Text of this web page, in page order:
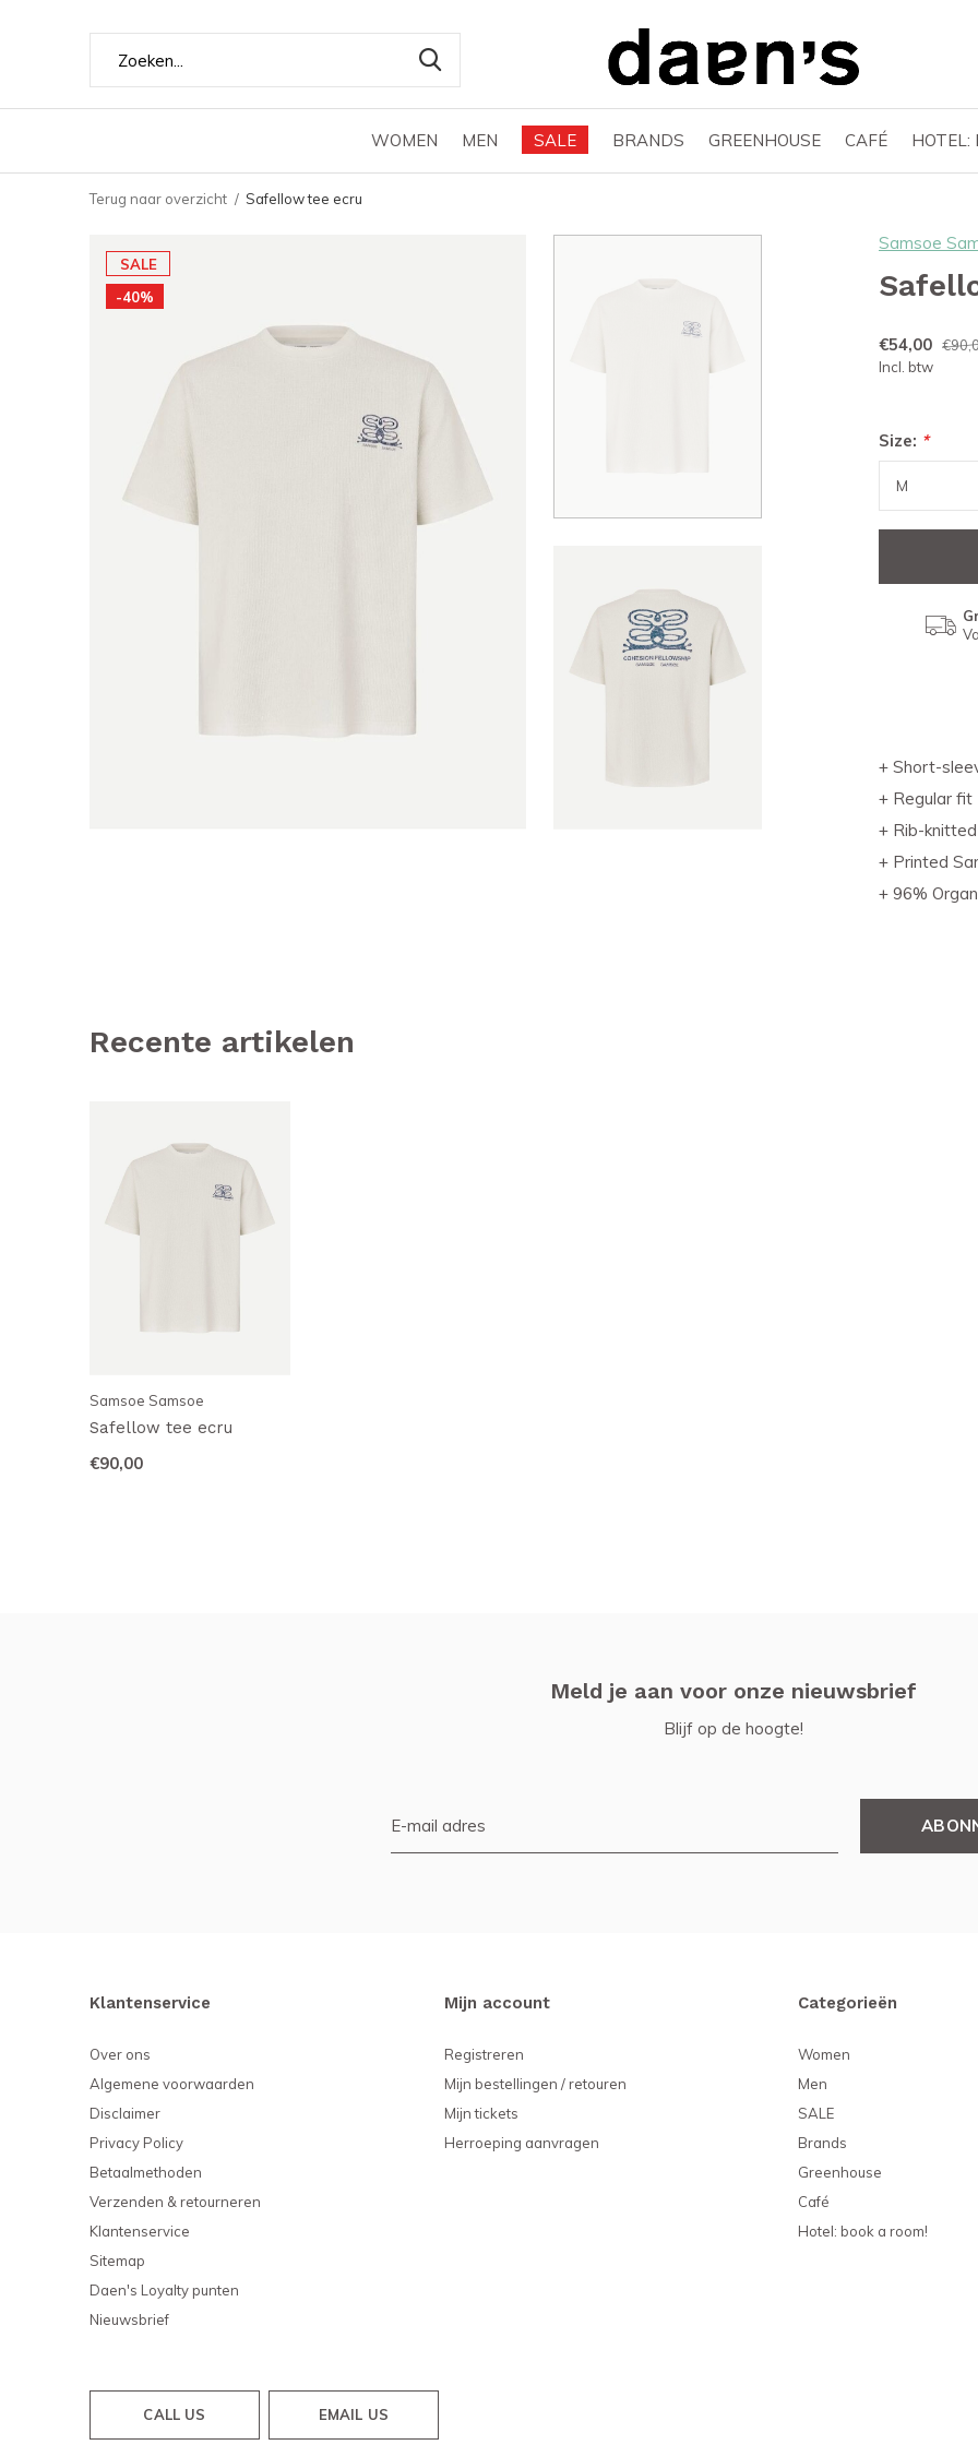
WOMEN MEN SALE BRANDS GREENHOUSE CAFÉ HOTEL:
Terug naar overzicht Safellow tee ecru
SALE
-40%
Samsoe
€54,00
Incl. btw
Size: *
+ Short-
+ Regular fit
+ Rib-
+ Printed
+ 96%
Recente artikelen
Samsoe Samsoe
Safellow tee ecru
€90,00
Meld je aan voor onze nieuwsbrief
Blijf op de hoogte!
Klantenservice
Over ons
Algemene voorwaarden
Disclaimer
Privacy Policy
Betaalmethoden
Verzenden & retourneren
Klantenservice
Sitemap
Daen's Loyalty punten
Nieuwsbrief
Mijn account
Registreren
Mijn bestellingen / retouren
Mijn tickets
Herroeping aanvragen
Categorieën
Women
Men
SALE
Brands
Greenhouse
Café
Hotel: book a room!
CALL US EMAIL US